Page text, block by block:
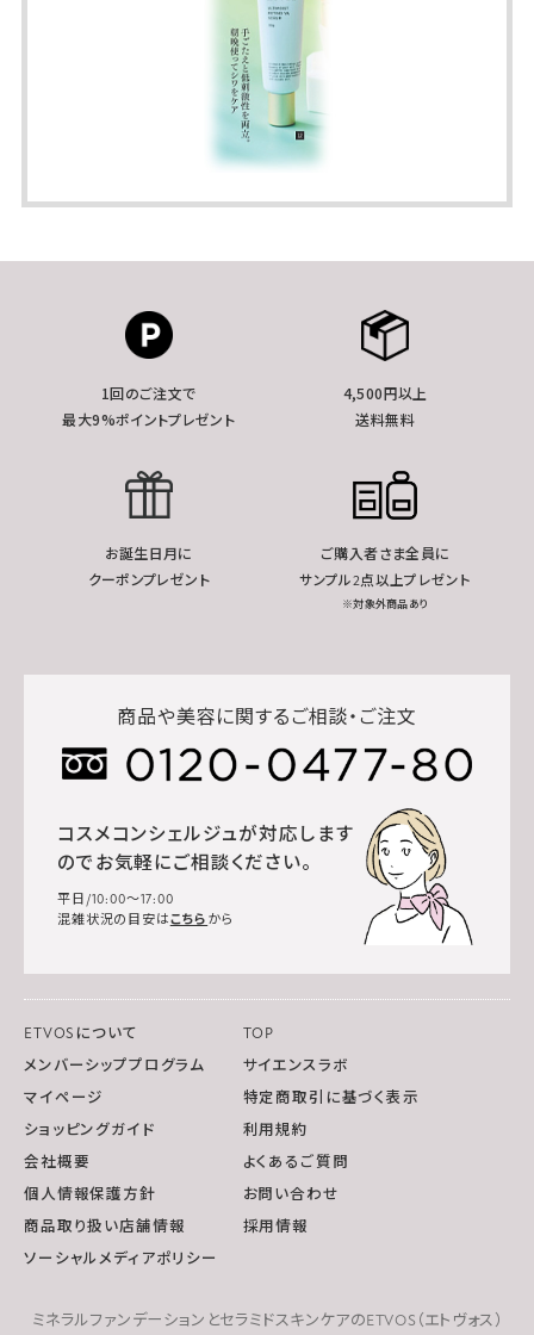
1回のご注文で
最大9%ポイントプレゼント
4,500円以上
送料無料
お誕生日月に
クーポンプレゼント
ご購入者さま全員に
サンプル2点以上プレゼント
※対象外商品あり
商品や美容に関するご相談・ご注文
コスメコンシェルジュが対応します
のでお気軽にご相談ください。
平日/10:00～17:00
混雑状況の目安はこちら から
ETVOSについて
TOP
メンバーシッププログラム
サイエンスラボ
マイページ
特定商取引に基づく表示
ショッピングガイド
利用規約
会社概要
よくあるご質問
個人情報保護方針
お問い合わせ
商品取り扱い店舗情報
採用情報
ソーシャルメディアポリシー
ミネラルファンデーションとセラミドスキンケアのETVOS（エトヴォス）